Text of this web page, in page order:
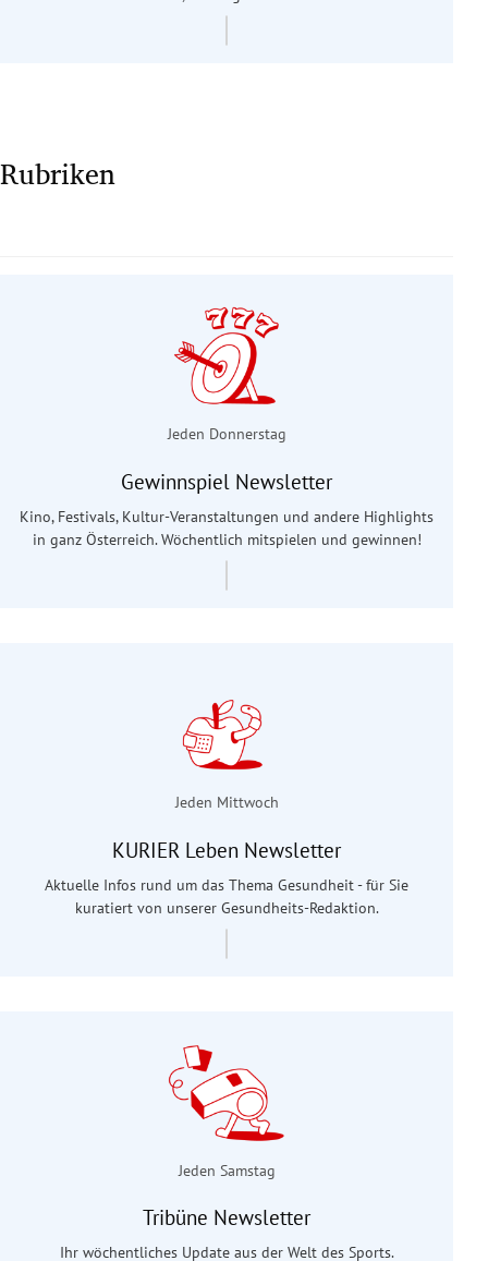
Rubriken
Jeden Donnerstag
Gewinnspiel Newsletter
Kino, Festivals, Kultur-Veranstaltungen und andere Highlights
in ganz Österreich. Wöchentlich mitspielen und gewinnen!
Jeden Mittwoch
KURIER Leben Newsletter
Aktuelle Infos rund um das Thema Gesundheit - für Sie
kuratiert von unserer Gesundheits-Redaktion.
Jeden Samstag
Tribüne Newsletter
Ihr wöchentliches Update aus der Welt des Sports.